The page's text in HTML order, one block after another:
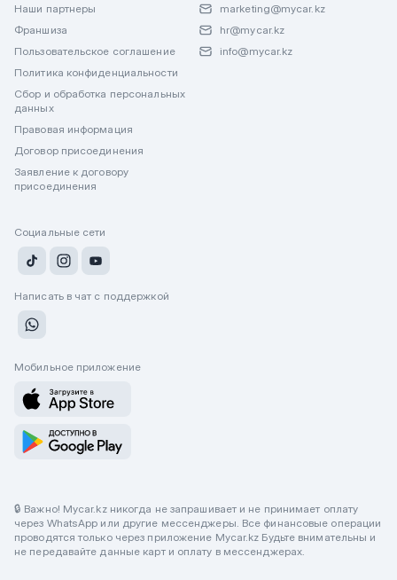
Наши партнеры
Франшиза
Пользовательское соглашение
Политика конфиденциальности
Сбор и обработка персональных
данных
Правовая информация
Договор присоединения
Заявление к договору
присоединения
marketing@mycar.kz
hr@mycar.kz
info@mycar.kz
Социальные сети
Написать в чат с поддержкой
Мобильное приложение
🔒 Важно! Mycar.kz никогда не запрашивает и не принимает оплату
через WhatsApp или другие мессенджеры. Все финансовые операции
проводятся только через приложение Mycar.kz Будьте внимательны и
не передавайте данные карт и оплату в мессенджерах.